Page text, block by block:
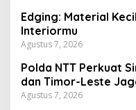
Edging: Material
Interiormu
Agustus 7, 2026
Polda NTT Perkuat
dan Timor-Leste
Agustus 7, 2026